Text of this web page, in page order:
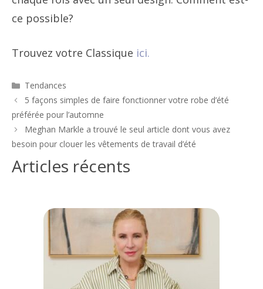
ce possible?
Trouvez votre Classique ici.
Catégories
Tendances
Navigation
des
articles
5 façons simples de faire fonctionner votre robe d’été
préférée pour l’automne
Meghan Markle a trouvé le seul article dont vous avez
besoin pour clouer les vêtements de travail d’été
Articles récents